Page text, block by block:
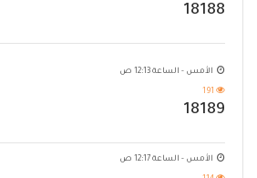
18188
الأمس - الساعة 12:13 ص
191
18189
الأمس - الساعة 12:17 ص